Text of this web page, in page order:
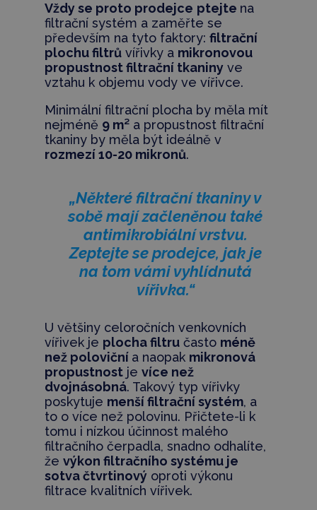
Vždy se proto prodejce ptejte na
filtrační systém a zaměřte se
především na tyto faktory: filtrační
plochu filtrůvířivky a mikronovou
propustnost filtrační tkaninyve
vztahu k objemu vody ve vířivce.
Minimální filtrační plocha by měla mít
nejméně 9 m²a propustnost filtrační
tkaniny by měla být ideálně v
rozmezí 10-20 mikronů.
„Některé filtrační tkaniny v
sobě mají začleněnou také
antimikrobiální vrstvu.
Zeptejte se prodejce, jak je
na tom vámi vyhlídnutá
vířivka.“
U většiny celoročních venkovních
vířivek je plocha filtručasto méně
než poloviční a naopak mikronová
propustnostje více než
dvojnásobná. Takový typ vířivky
poskytuje menší filtrační systém, a
to o více než polovinu. Přičtete-li k
tomu i nízkou účinnost malého
filtračního čerpadla, snadno odhalíte,
že výkon filtračního systému je
sotva čtvrtinovýoproti výkonu
filtrace kvalitních vířivek.